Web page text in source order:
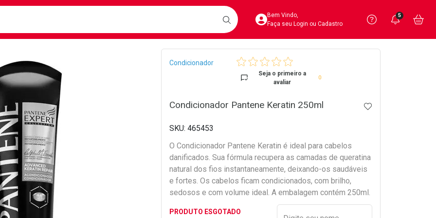
BUSCARAcesse sua Conta
Bem Vindo,
Faça seu Login ou Cadastro
Precisa
Ver Recursos
Você
5
Breadcrumb
Condicionador
Seja o primeiro a
avaliar
0
Condicionador Pantene Keratin 250ml ADICIONAR AOS
465453
O Condicionador Pantene Keratin é ideal para cabelos
danificados. Sua fórmula recupera as camadas de queratina
natural dos fios instantaneamente, deixando-os saudáveis
e fortes. Os cabelos ficam condicionados, com brilho,
sedosos e com volume ideal. A embalagem contém 250ml.
PRODUTO ESGOTADO Preencher nome e email